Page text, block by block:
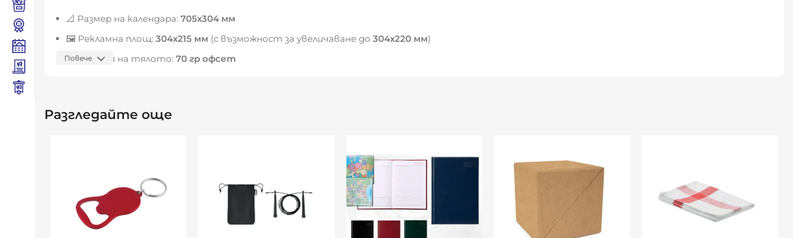
📐 Размер на календара: 705х304 мм
🖼️ Рекламна площ: 304х215 мм (с възможност за увеличаване до 304х220 мм)
📄 Хартия на тялото: 70 гр офсет
🔖 Прозорче без ластици, в цвета на телата
черно/червено
черно/синьо
Повече
Разгледайте още